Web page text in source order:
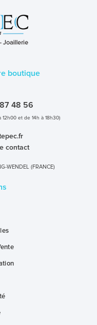
boutique
48 56
et de 14h à 18h30)
contact
WENDEL (FRANCE)